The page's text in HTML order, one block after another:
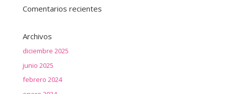
Comentarios recientes
Archivos
diciembre 2025
junio 2025
febrero 2024